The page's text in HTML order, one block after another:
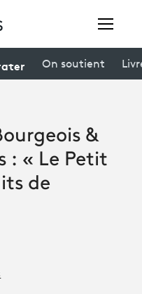
On soutient
&
: « Le Petit
de